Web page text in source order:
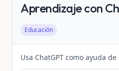
Aprendizaje con
Educación
Usa ChatGPT como ayuda